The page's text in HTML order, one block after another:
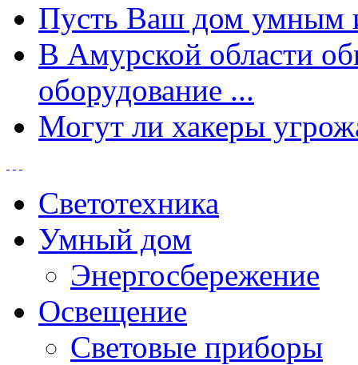
Пусть Ваш дом умным
В Амурской области
оборудование ...
Могут ли хакеры
Светотехника
Умный дом
Энергосбережение
Освещение
Световые приборы